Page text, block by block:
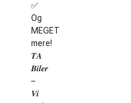
✅
Og
MEGET
mere!
𝑻𝑨
𝑩𝒊𝒍𝒆𝒓
–
𝑽𝒊